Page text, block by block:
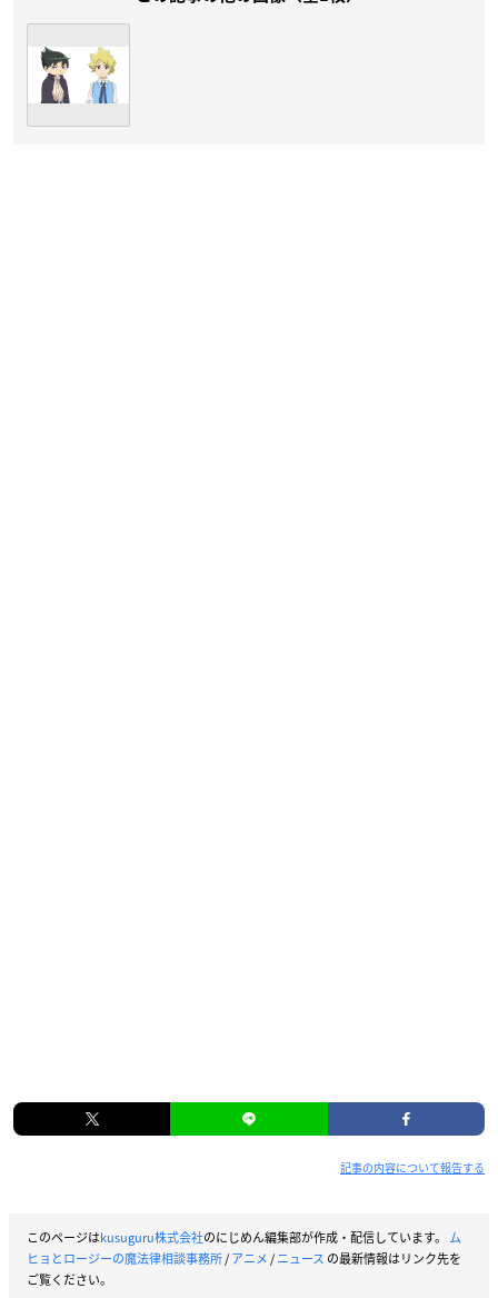
記事の内容について報告する
このページはkusuguru株式会社のにじめん編集部が作成・配信しています。 ム
ヒョとロージーの魔法律相談事務所/アニメ/ニュース の最新情報はリンク先を
ご覧ください。